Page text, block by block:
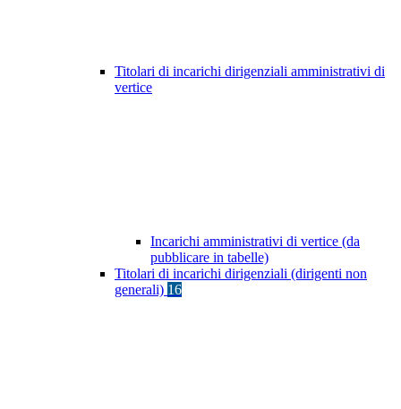
Titolari di incarichi dirigenziali amministrativi di
vertice
Incarichi amministrativi di vertice (da
pubblicare in tabelle)
Titolari di incarichi dirigenziali (dirigenti non
generali) 16